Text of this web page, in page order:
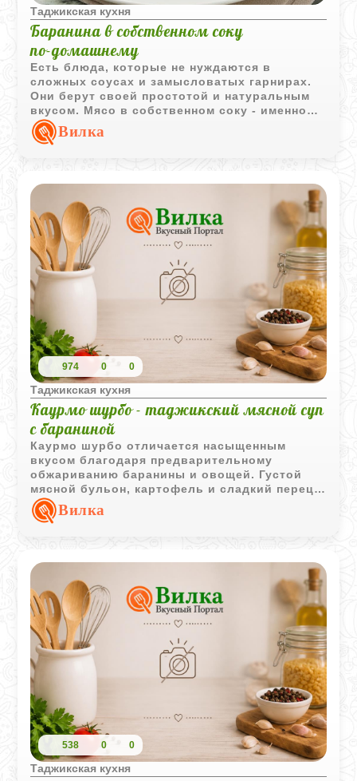
Таджикская кухня
Баранина в собственном соку
по‑домашнему
Есть блюда, которые не нуждаются в
сложных соусах и замысловатых гарнирах.
Они берут своей простотой и натуральным
вкусом. Мясо в собственном соку - именно
такое блюдо. А если добавить немного
курдючного жира, оно превращается в
ароматное и невероятно насыщенное.
Вилка
974 0 0
Таджикская кухня
Каурмо шурбо - таджикский мясной суп
с бараниной
Каурмо шурбо отличается насыщенным
вкусом благодаря предварительному
обжариванию баранины и овощей. Густой
мясной бульон, картофель и сладкий перец
делают этот таджикский суп сытным и
ароматным.
Вилка
538 0 0
Таджикская кухня